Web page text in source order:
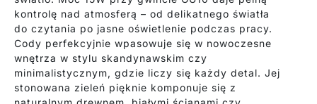
kontrolę nad atmosferą – od delikatnego światła
do czytania po jasne oświetlenie podczas pracy.
Cody perfekcyjnie wpasowuje się w nowoczesne
wnętrza w stylu skandynawskim czy
minimalistycznym, gdzie liczy się każdy detal. Jej
stonowana zieleń pięknie komponuje się z